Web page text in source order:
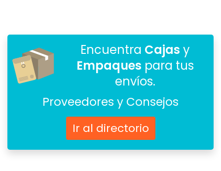
Encuentra Cajas y
Empaques para tus
envíos.
Proveedores y Consejos
Ir al directorio